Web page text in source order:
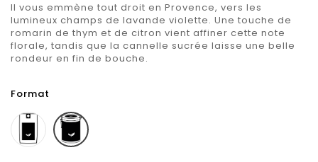
Il vous emmène tout droit en Provence, vers les
lumineux champs de lavande violette. Une touche de
romarin de thym et de citron vient affiner cette note
florale, tandis que la cannelle sucrée laisse une belle
rondeur en fin de bouche.
Format
Sachet
100g
Boite
100g